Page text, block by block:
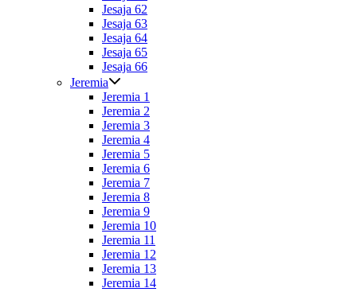
Jesaja 62
Jesaja 63
Jesaja 64
Jesaja 65
Jesaja 66
Jeremia
Jeremia 1
Jeremia 2
Jeremia 3
Jeremia 4
Jeremia 5
Jeremia 6
Jeremia 7
Jeremia 8
Jeremia 9
Jeremia 10
Jeremia 11
Jeremia 12
Jeremia 13
Jeremia 14